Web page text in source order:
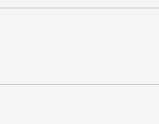
AU MAROC
PREVENTIF–FABRICATION
spécialisée